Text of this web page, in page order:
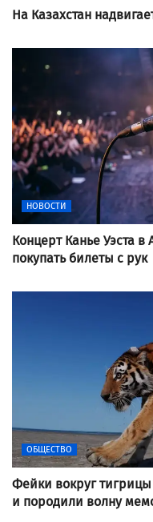
На Казахстан
НОВОСТИ
Концерт Канье Уэста
покупать билеты с рук
ОБЩЕСТВО
Фейки вокруг
и породили волну